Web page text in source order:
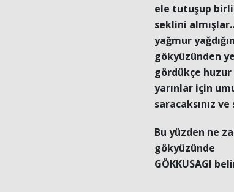
ele tutuşup
seklini
yağmur
gökyüzünden
gördükçe
yarınlar için
saracaksınız
Bu yüzden ne
gökyüzünde
GÖKKUSAGI